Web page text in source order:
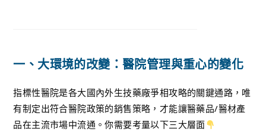
一、大環境的改變：醫院管理與重心的變化
指標性醫院是各大國內外生技藥廠爭相攻略的關鍵通路，唯
有制定出符合醫院政策的銷售策略，才能讓醫藥品/醫材產
品在主流市場中流通。你需要考量以下三大層面